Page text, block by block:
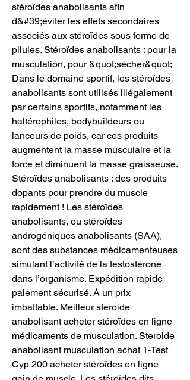
stéroïdes anabolisants afin
d&#39;éviter les effets secondaires
associés aux stéroïdes sous forme de
pilules. Stéroïdes anabolisants : pour la
musculation, pour &quot;sécher&quot;
Dans le domaine sportif, les stéroïdes
anabolisants sont utilisés illégalement
par certains sportifs, notamment les
haltérophiles, bodybuildeurs ou
lanceurs de poids, car ces produits
augmentent la masse musculaire et la
force et diminuent la masse graisseuse.
Stéroïdes anabolisants : des produits
dopants pour prendre du muscle
rapidement ! Les stéroïdes
anabolisants, ou stéroïdes
androgéniques anabolisants (SAA),
sont des substances médicamenteuses
simulant l’activité de la testostérone
dans l’organisme. Expédition rapide
paiement sécurisé. À un prix
imbattable. Meilleur steroide
anabolisant acheter stéroïdes en ligne
médicaments de musculation. Steroide
anabolisant musculation achat 1-Test
Cyp 200 acheter stéroïdes en ligne